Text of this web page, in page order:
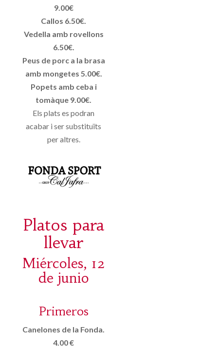
9.00€
Callos 6.50€.
Vedella amb rovellons
6.50€.
Peus de porc a la brasa
amb mongetes 5.00€.
Popets amb ceba i
tomàque 9.00€.
Els plats es podran
acabar i ser substituïts
per altres.
Platos para
llevar
Miércoles, 12
de junio
Primeros
Canelones de la Fonda.
4.00 €